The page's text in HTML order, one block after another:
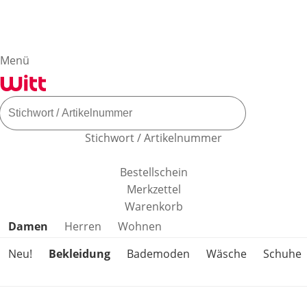
Menü
Stichwort / Artikelnummer
Bestellschein
Merkzettel
Warenkorb
Produktkategorien überspringen
Damen Herren
Wohnen
Neu!
Bekleidung Bademoden Wäsche Schuhe